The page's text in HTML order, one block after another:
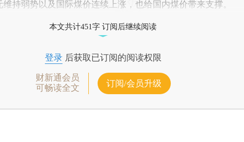
持弱势以及国际煤价连续上涨，也给国内煤价带来支撑。
本文共计451字 订阅后继续阅读
登录后获取已订阅的阅读权限
财新通会员
可畅读全文
订阅/会员升级